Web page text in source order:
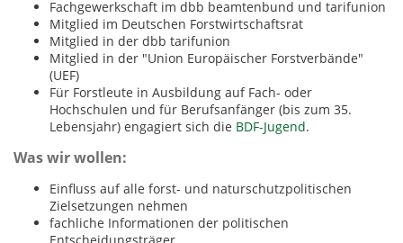
Fachgewerkschaft im dbb beamtenbund und tarifunion
Mitglied im Deutschen Forstwirtschaftsrat
Mitglied in der dbb tarifunion
Mitglied in der "Union Europäischer Forstverbände"
(UEF)
Für Forstleute in Ausbildung auf Fach- oder
Hochschulen und für Berufsanfänger (bis zum 35.
Lebensjahr) engagiert sich die BDF-Jugend.
Was wir wollen:
Einfluss auf alle forst- und naturschutzpolitischen
Zielsetzungen nehmen
fachliche Informationen der politischen